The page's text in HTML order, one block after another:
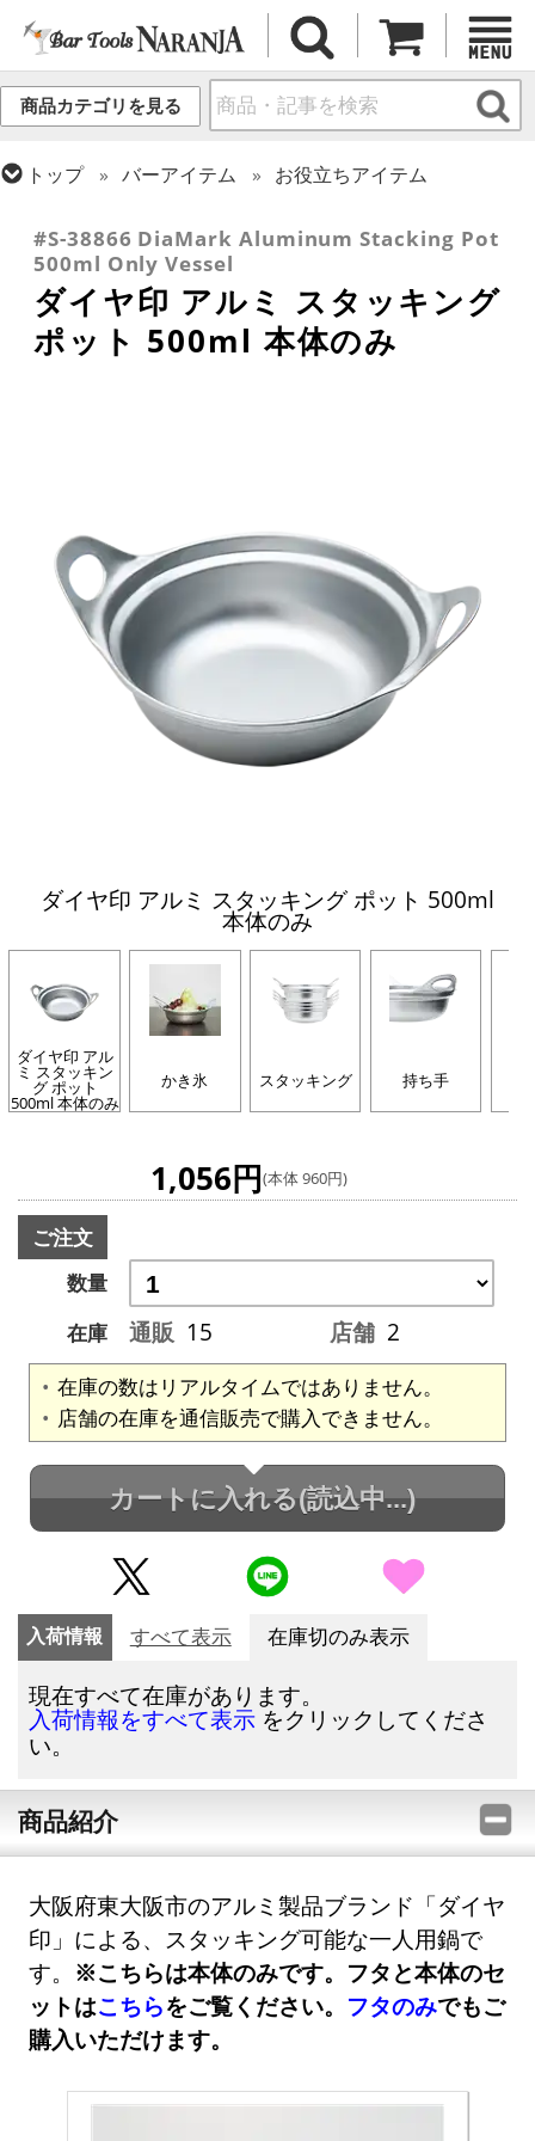
商品カテゴリを見る
トップ バーアイテム
お役立ちアイテム
#S-38866 DiaMark Aluminum Stacking Pot
500ml Only Vessel
ダイヤ印 アルミ スタッキング
ポット 500ml 本体のみ
ダイヤ印 アルミ スタッキング ポット 500ml
本体のみ
ダイヤ印 アル
ミ スタッキン
グ ポット
500ml 本体のみ
かき氷 スタッキング 持ち手
1,056円(本体 960円)
ご注文
数量
在庫
通販 15 店舗 2
在庫の数はリアルタイムではありません。
店舗の在庫を通信販売で購入できません。
カートに入れる(読込中...)
入荷情報 すべて表示 在庫切のみ表示
現在すべて在庫があります。
入荷情報をすべて表示 をクリックしてくださ
い。
商品紹介
大阪府東大阪市のアルミ製品ブランド「ダイヤ
印」による、スタッキング可能な一人用鍋で
す。 ※こちらは本体のみです。フタと本体のセ
ットはこちらをご覧ください。 フタのみでもご
購入いただけます。